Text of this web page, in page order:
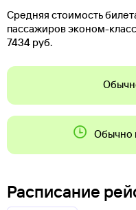
Средняя стоимость
пассажиров эконом-
7434 руб.
Обычно
Расписание